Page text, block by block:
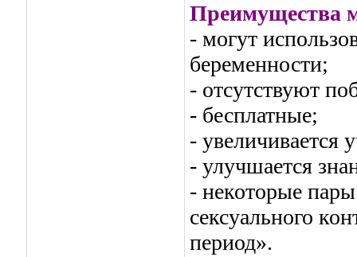
Преимущества
- могут
беременности;
- отсутствуют
- бесплатные;
- увеличивается
- улучшается
- некоторые
сексуального
период».